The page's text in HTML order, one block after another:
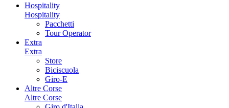
Hospitality
Hospitality
Pacchetti
Tour Operator
Extra
Extra
Store
Biciscuola
Giro-E
Altre Corse
Altre Corse